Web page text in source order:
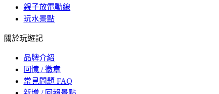
親子放電動線
玩水景點
關於玩遊記
品牌介紹
回憶 / 徽章
常見問題 FAQ